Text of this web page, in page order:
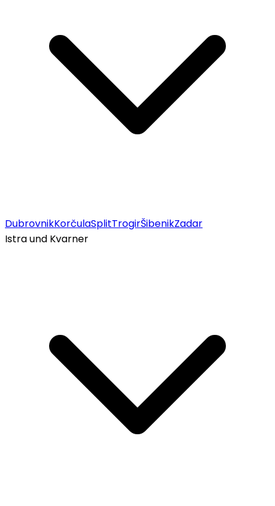
DubrovnikKorčulaSplitTrogirŠibenikZadar
Istra und Kvarner